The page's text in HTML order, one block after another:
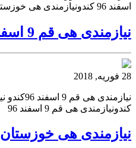
اسفند 96 کندونیازمندی هی خوزستان 12 اسفند 96
نیازمندی هی قم 9 اسفند 96
28 فوریه, 2018
کندونیازمندی هی قم 9 اسفند 96
نیازمندی هی خوزستان 2 اسفند 96